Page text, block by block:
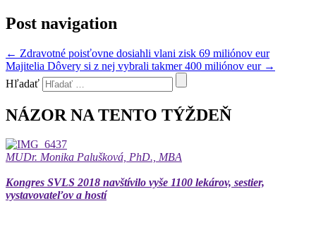
Post navigation
← Zdravotné poisťovne dosiahli vlani zisk 69 miliónov eur
Majitelia Dôvery si z nej vybrali takmer 400 miliónov eur →
Hľadať
NÁZOR NA TENTO TÝŽDEŇ
MUDr. Monika Palušková, PhD., MBA
Kongres SVLS 2018 navštívilo vyše 1100 lekárov, sestier,
vystavovateľov a hostí